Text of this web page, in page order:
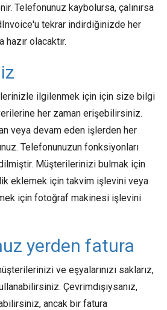
Telefonunuz kaybolursa, çalınırsa
tekrar indirdiğinizde her
olacaktır.
ilgilenmek için için size bilgi
her zaman erişebilirsiniz.
veya devam eden işlerden her
Telefonunuzun fonksiyonları
Müşterilerinizi bulmak için
eklemek için takvim işlevini veya
için fotoğraf makinesi işlevini
yerden fatura
ve eşyalarınızı saklarız,
Çevrimdışıysanız,
ancak bir fatura